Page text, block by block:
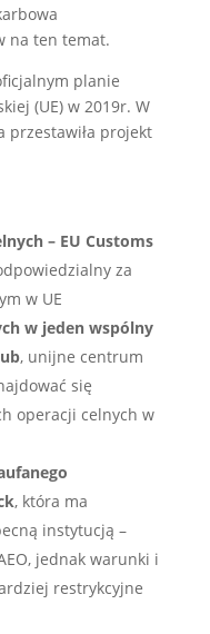
na ten temat.
planie
(UE) w 2019r. W
przestawiła projekt
– EU Customs
za
w UE
w jeden wspólny
, unijne centrum
się
operacji celnych w
, która ma
instytucją –
jednak warunki i
restrykcyjne